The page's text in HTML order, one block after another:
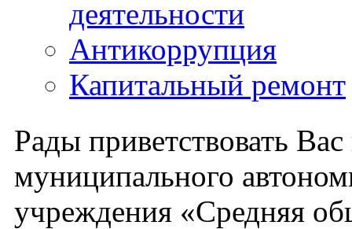
деятельности
Антикоррупция
Капитальный ремонт
Рады приветствовать
муниципального
учреждения «Средняя